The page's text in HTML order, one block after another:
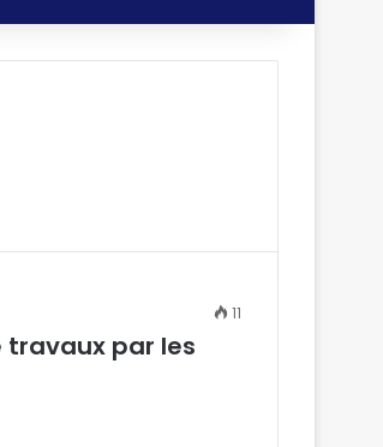
11
travaux par les